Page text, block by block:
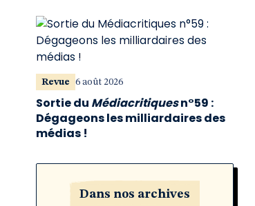
Revue 6 août 2026
Sortie du Médiacritiquesn°59 :
Dégageons les milliardaires des
médias !
Dans nos archives